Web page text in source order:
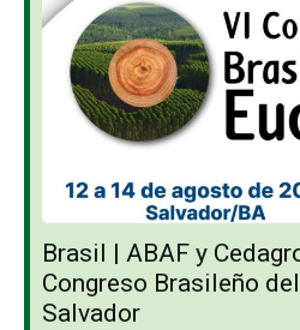
Brasil | ABAF y
Congreso Brasileño
Salvador